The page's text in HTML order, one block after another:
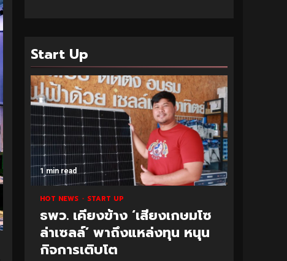
Start Up
1 min read
HOT NEWS START UP
ธพว. เคียงข้าง ‘เสียงเกษมโซ
ล่าเซลล์’ พาถึงแหล่งทุน หนุน
กิจการเติบโต